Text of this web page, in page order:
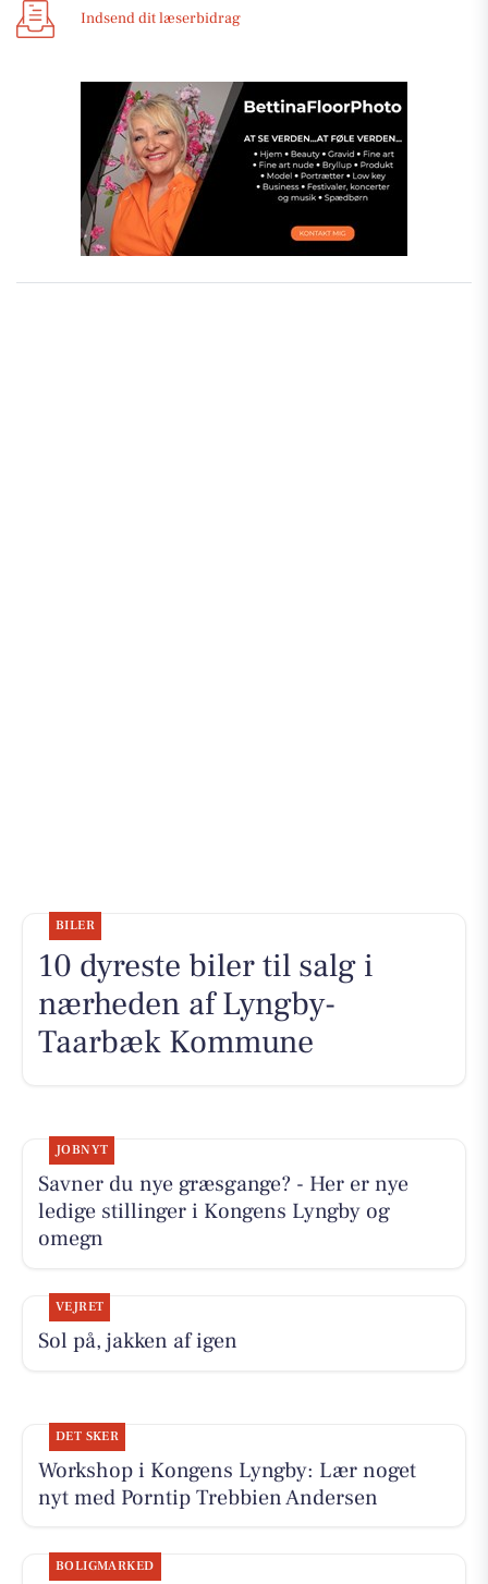
Indsend dit læserbidrag
BILER
10 dyreste biler til salg i
nærheden af Lyngby-
Taarbæk Kommune
JOBNYT
Savner du nye græsgange? - Her er nye
ledige stillinger i Kongens Lyngby og
omegn
VEJRET
Sol på, jakken af igen
DET SKER
Workshop i Kongens Lyngby: Lær noget
nyt med Porntip Trebbien Andersen
BOLIGMARKED